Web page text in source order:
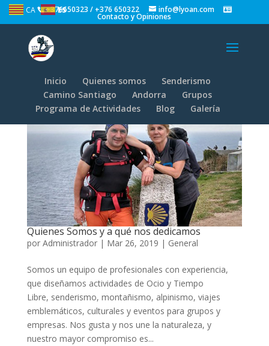
+376650323 / +376 650322 info@lyoan.com
Contacto y Opiniones
Quienes Somos y a qué nos dedicamos
por Administrador| Mar 26, 2019 | General
Somos un equipo de profesionales con experiencia,
que diseñamos actividades de Ocio y Tiempo
Libre, senderismo, montañismo, alpinismo, viajes
emblemáticos, culturales y eventos para grupos y
empresas. Nos gusta y nos une la naturaleza, y
nuestro mayor compromiso es...
Inicio Quienes somos
Senderismo
Camino Santiago
Andorra
Grupos
Programa de Actividades
Blog Galería
CA ES